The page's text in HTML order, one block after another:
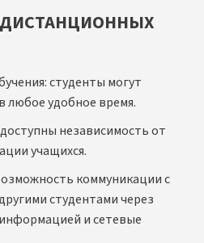
студенты могут
любое удобное время.
независимость от
учащихся.
коммуникации с
студентами через
и сетевые